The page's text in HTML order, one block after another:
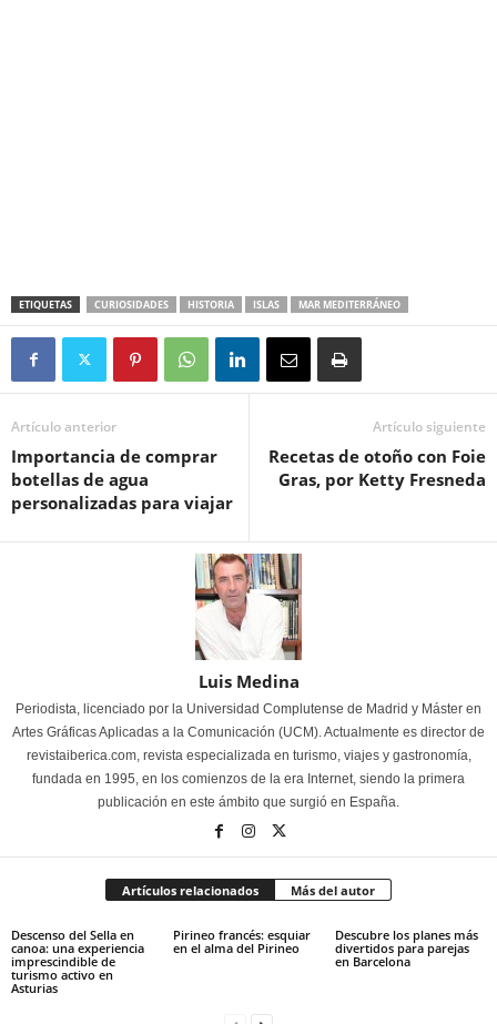
ETIQUETAS CURIOSIDADES HISTORIA ISLAS MAR MEDITERRÁNEO
Artículo anterior
Importancia de comprar
botellas de agua
personalizadas para viajar
Artículo siguiente
Recetas de otoño con Foie
Gras, por Ketty Fresneda
Luis Medina
Periodista, licenciado por la Universidad Complutense de Madrid y Máster en
Artes Gráficas Aplicadas a la Comunicación (UCM). Actualmente es director de
revistaiberica.com, revista especializada en turismo, viajes y gastronomía,
fundada en 1995, en los comienzos de la era Internet, siendo la primera
publicación en este ámbito que surgió en España.
Artículos relacionados Más del autor
Descenso del Sella en
canoa: una experiencia
imprescindible de
turismo activo en
Asturias
Pirineo francés: esquiar
en el alma del Pirineo
Descubre los planes más
divertidos para parejas
en Barcelona